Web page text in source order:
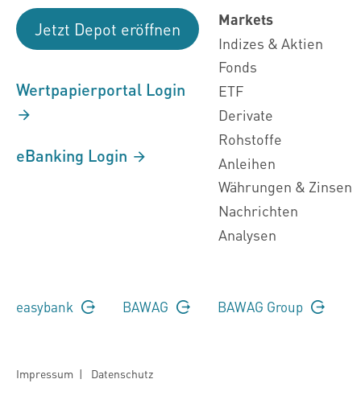
Jetzt Depot eröffnen
Wertpapierportal Login
eBanking Login
Markets
Indizes & Aktien
Fonds
ETF
Derivate
Rohstoffe
Anleihen
Währungen & Zinsen
Nachrichten
Analysen
easybank BAWAG BAWAG Group
Impressum | Datenschutz